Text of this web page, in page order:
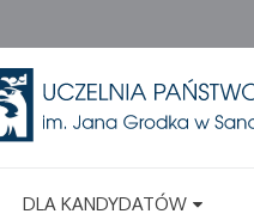
DLA KANDYDATÓW